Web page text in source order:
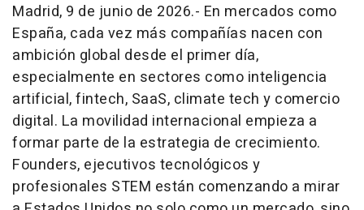
Madrid, 9 de junio de 2026.- En mercados como
España, cada vez más compañías nacen con
ambición global desde el primer día,
especialmente en sectores como inteligencia
artificial,fintech, SaaS, climate tech y comercio
digital. La movilidad internacional empieza a
formar parte de la estrategia de crecimiento.
Founders, ejecutivos tecnológicos y
profesionales STEM están comenzando a mirar